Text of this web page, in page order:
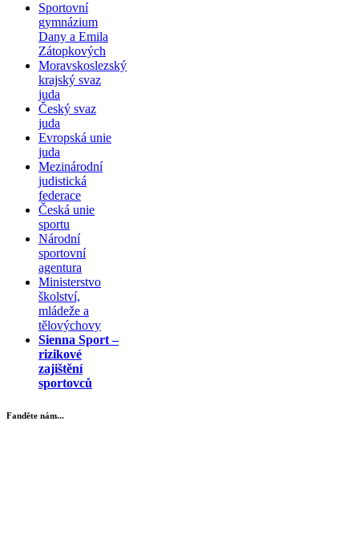
Sportovní
gymnázium
Dany a Emila
Zátopkových
Moravskoslezský
krajský svaz
juda
Český svaz
juda
Evropská unie
juda
Mezinárodní
judistická
federace
Česká unie
sportu
Národní
sportovní
agentura
Ministerstvo
školství,
mládeže a
tělovýchovy
Sienna Sport –
rizikové
zajištění
sportovců
Fanděte nám...